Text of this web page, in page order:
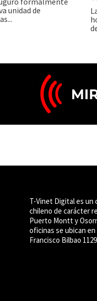
unidad de
T-Vinet Digital es un
chileno de carácter
Puerto Montt y
oficinas se ubican
Francisco Bilbao